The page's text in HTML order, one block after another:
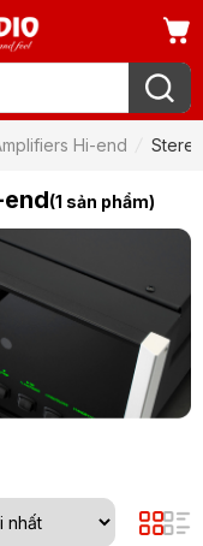
Hi-end
(1 sản phẩm)